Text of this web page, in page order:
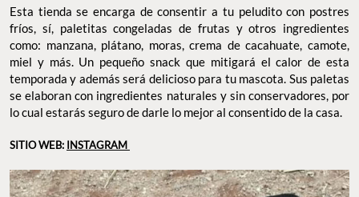
Esta tienda se encarga de consentir a tu peludito con postres
fríos, sí, paletitas congeladas de frutas y otros ingredientes
como: manzana, plátano, moras, crema de cacahuate, camote,
miel y más. Un pequeño snack que mitigará el calor de esta
temporada y además será delicioso para tu mascota. Sus paletas
se elaboran con ingredientes naturales y sin conservadores, por
lo cual estarás seguro de darle lo mejor al consentido de la casa.
SITIO WEB: INSTAGRAM